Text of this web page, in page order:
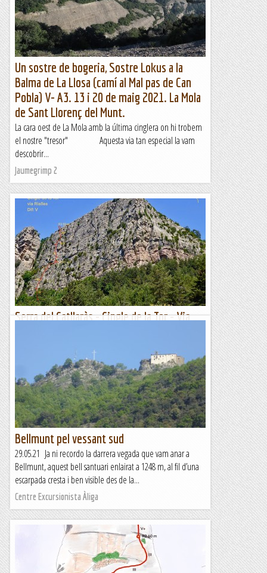
Un sostre de bogeria, Sostre Lokus a la
Balma de La Llosa (camí al Mal pas de Can
Pobla) V- A3. 13 i 20 de maig 2021. La Mola
de Sant Llorenç del Munt.
La cara oest de La Mola amb la última cinglera on hi trobem
el nostre "tresor" Aquesta via tan especial la vam
descobrir...
Jaumegrimp 2
Serra del Catllaràs - Cingle de la Tor - Via
vàrem fixar amb el cingle de la To. Fins i tot ens vàrem arribar
fins a la masia d'aquest nom per veure la...
Manel&Ita
Bellmunt pel vessant sud
29.05.21 Ja ni recordo la darrera vegada que vam anar a
Bellmunt, aquest bell santuari enlairat a 1248 m, al fil d’una
escarpada cresta i ben visible des de la...
Centre Excursionista Àliga